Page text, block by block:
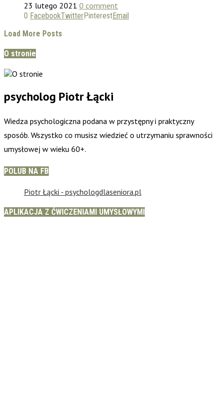
23 lutego 2021 0 comment
0 FacebookTwitterPinterestEmail
Load More Posts
O stronie
psycholog Piotr Łącki
Wiedza psychologiczna podana w przystępny i praktyczny
sposób. Wszystko co musisz wiedzieć o utrzymaniu sprawności
umysłowej w wieku 60+.
POLUB NA FB
Piotr Łącki - psychologdlaseniora.pl
APLIKACJA Z ĆWICZENIAMI UMYSŁOWYMI